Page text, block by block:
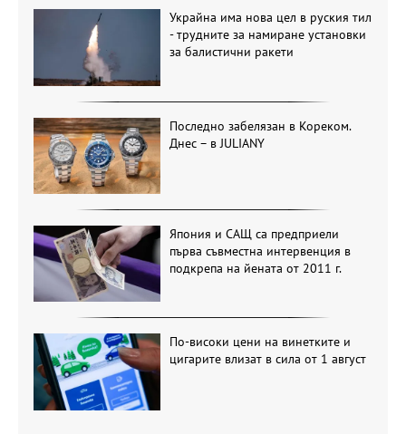
Украйна има нова цел в руския тил
- трудните за намиране установки
за балистични ракети
Последно забелязан в Кореком.
Днес – в JULIANY
Япония и САЩ са предприели
първа съвместна интервенция в
подкрепа на йената от 2011 г.
По-високи цени на винетките и
цигарите влизат в сила от 1 август